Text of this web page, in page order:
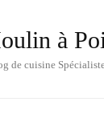
à
de cuisine